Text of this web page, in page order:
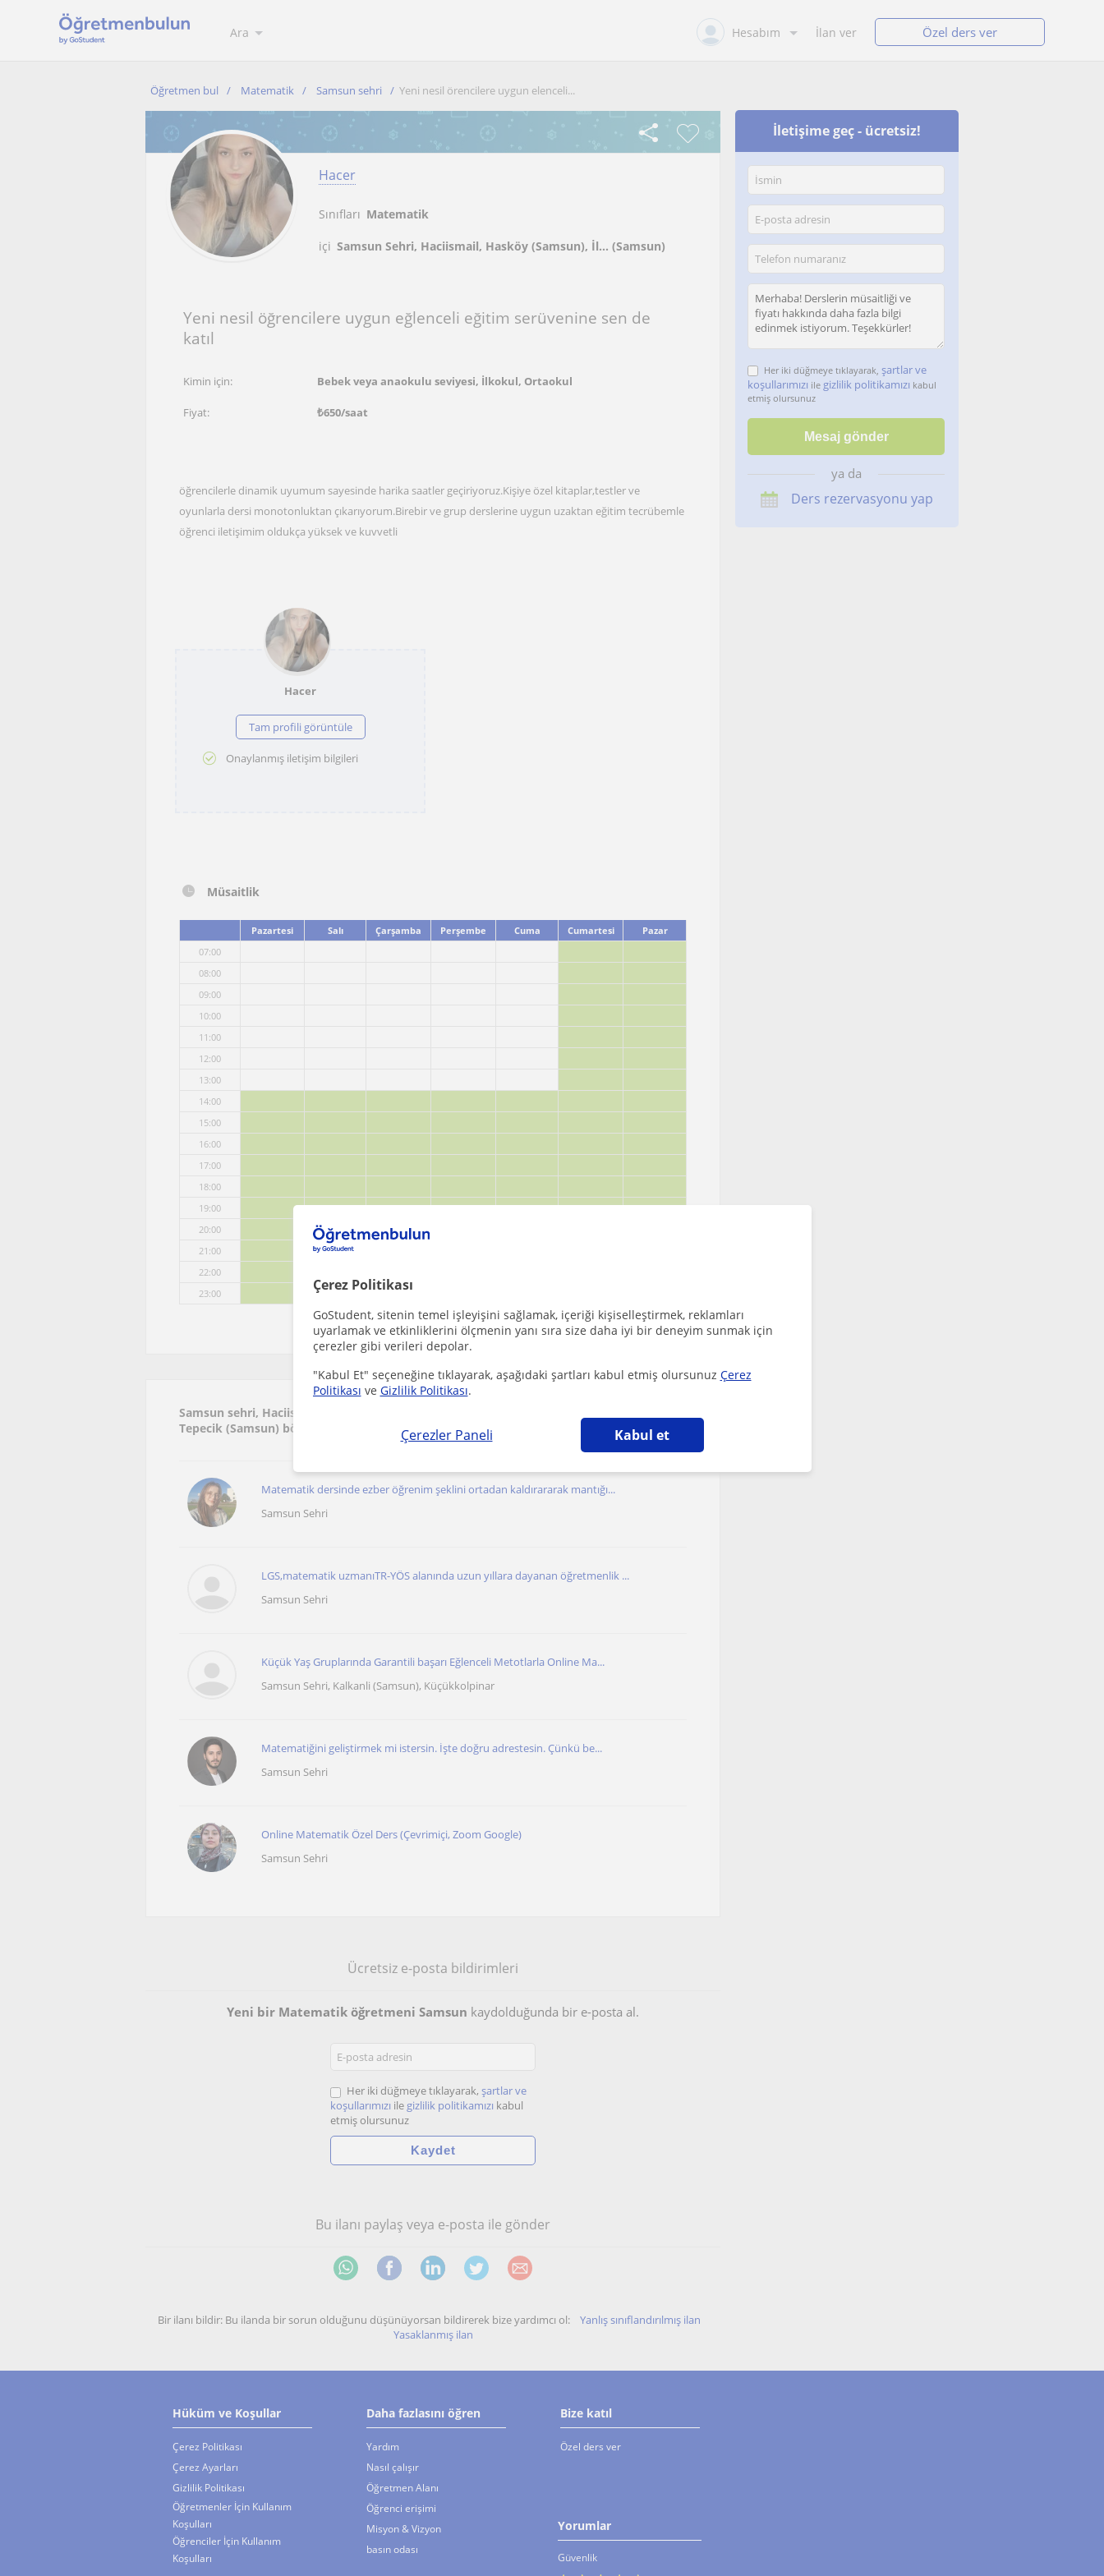
Çerez Politikası
GoStudent, sitenin temel işleyişini sağlamak, içeriği kişiselleştirmek, reklamları
uyarlamak ve etkinliklerini ölçmenin yanı sıra size daha iyi bir deneyim sunmak için
çerezler gibi verileri depolar.
"Kabul Et" seçeneğine tıklayarak, aşağıdaki şartları kabul etmiş olursunuz Çerez
Politikası ve Gizlilik Politikası.
Çerezler Paneli Kabul et
Ara Hesabım İlan ver Özel ders ver
Öğretmen bul Matematik Samsun sehri Yeni nesil örencilere uygun elenceli...
Hacer
Sınıfları Matematik
içi Samsun Sehri, Haciismail, Hasköy (Samsun), İl... (Samsun)
Yeni nesil öğrencilere uygun eğlenceli eğitim serüvenine sen de
katıl
Kimin için: Bebek veya anaokulu seviyesi, İlkokul, Ortaokul
Fiyat: ₺650/saat
öğrencilerle dinamik uyumum sayesinde harika saatler geçiriyoruz.Kişiye özel kitaplar,testler ve
oyunlarla dersi monotonluktan çıkarıyorum.Birebir ve grup derslerine uygun uzaktan eğitim tecrübemle
öğrenci iletişimim oldukça yüksek ve kuvvetli
Hacer
Tam profili görüntüle
Onaylanmış iletişim bilgileri
Müsaitlik
Pazartesi Salı Çarşamba Perşembe Cuma Cumartesi
Pazar
07:00
08:00
09:00
10:00
11:00
12:00
13:00
14:00
15:00
16:00
17:00
18:00
19:00
20:00
21:00
22:00
23:00
Samsun sehri, Haciismail, Hasköy (Samsun), Ilkadim (Samsun), Ilyasköy (Samsun),
Tepecik (Samsun) bölgesinde ilginizi çekebilecek diğer Matematik öğretmenleri
Matematik dersinde ezber öğrenim şeklini ortadan kaldırararak mantığı...
Samsun Sehri
LGS,matematik uzmanıTR-YÖS alanında uzun yıllara dayanan öğretmenlik ...
Samsun Sehri
Küçük Yaş Gruplarında Garantili başarı Eğlenceli Metotlarla Online Ma...
Samsun Sehri, Kalkanli (Samsun), Küçükkolpinar
Matematiğini geliştirmek mi istersin. İşte doğru adrestesin. Çünkü be...
Samsun Sehri
Online Matematik Özel Ders (Çevrimiçi, Zoom Google)
Samsun Sehri
Ücretsiz e-posta bildirimleri
Yeni bir Matematik öğretmeni Samsun kaydolduğunda bir e-posta al.
Her iki düğmeye tıklayarak, şartlar ve
koşullarımızı ile gizlilik politikamızı kabul
etmiş olursunuz
Bu ilanı paylaş veya e-posta ile gönder
Bir ilanı bildir: Bu ilanda bir sorun olduğunu düşünüyorsan bildirerek bize yardımcı ol: Yanlış sınıflandırılmış ilan
Yasaklanmış ilan
İletişime geç - ücretsiz!
Her iki düğmeye tıklayarak, şartlar ve
koşullarımızı ile gizlilik politikamızı kabul
etmiş olursunuz
ya da
Ders rezervasyonu yap
Hüküm ve Koşullar
Çerez Politikası
Çerez Ayarları
Gizlilik Politikası
Öğretmenler İçin Kullanım
Koşulları
Öğrenciler İçin Kullanım
Koşulları
Daha fazlasını öğren
Yardım
Nasıl çalışır
Öğretmen Alanı
Öğrenci erişimi
Misyon & Vizyon
basın odası
Bize katıl
Özel ders ver
Yorumlar
Güvenlik